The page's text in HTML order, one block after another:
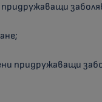
придружаващи